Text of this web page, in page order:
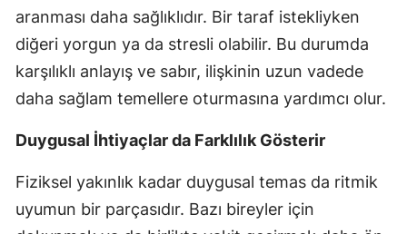
aranması daha sağlıklıdır. Bir taraf istekliyken
diğeri yorgun ya da stresli olabilir. Bu durumda
karşılıklı anlayış ve sabır, ilişkinin uzun vadede
daha sağlam temellere oturmasına yardımcı olur.
Duygusal İhtiyaçlar da Farklılık Gösterir
Fiziksel yakınlık kadar duygusal temas da ritmik
uyumun bir parçasıdır. Bazı bireyler için